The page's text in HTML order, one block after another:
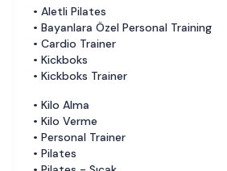
• Aletli Pilates
• Bayanlara Özel Personal Training
• Cardio Trainer
• Kickboks
• Kickboks Trainer
• Kilo Alma
• Kilo Verme
• Personal Trainer
• Pilates